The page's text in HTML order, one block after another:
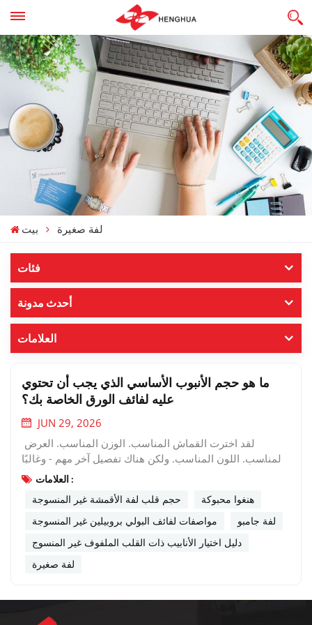
بيت لفة صغيرة
فئات
أحدث مدونة
العلامات
ما هو حجم الأنبوب الأساسي الذي يجب أن تحتوي
عليه لفائف الورق الخاصة بك؟
JUN 29, 2026
المناسب. اللون المناسب. ولكن هناك تفصيل آخر مهم - وغالبًا
ما يتم تجاهله: ما هو حجم الأنبوب الأساسي الذي يجب أن
صغيراً، لكن اختيار الحجم الخاطئ للقلب يمكن أن يؤثر على
تكاليف الشحن وكفاءة الإنتاج وحتى جودة القماش.إليك كل ما
تحتاج لمعرفته حول اختيار أنبوب اللفة المناسب لنسيج البولي
بروبيلين غير المنسوج.ما هو أنبوب القلب الملفوف؟الأنبوب ذو
القلب الأسطواني (يسمى أيضًا قلب الورق أو قلب الكرتون) هو
العلامات :
حجم قلب لفة الأقمشة غير المنسوجة
هنغوا محبوكة
مواصفات لفائف البولي بروبيلين غير المنسوجة
لفة جامبو
دليل اختيار الأنابيب ذات القلب الملفوف غير المنسوج
لفة صغيرة